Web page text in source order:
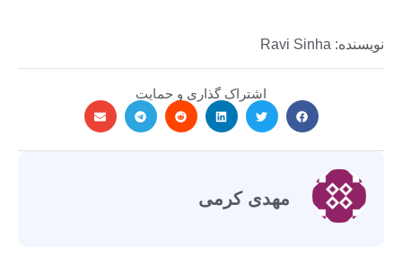
نویسنده: Ravi Sinha
اشتراک گذاری و حمایت
مهدی کرمی